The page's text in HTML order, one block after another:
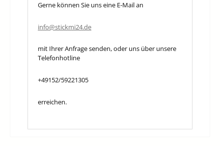
Gerne können Sie uns eine E-Mail an
info@stickmi24.de
mit Ihrer Anfrage senden, oder uns über unsere
Telefonhotline
+49152/59221305
erreichen.